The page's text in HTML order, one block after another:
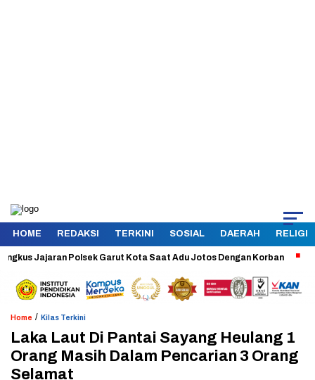
HOME REDAKSI TERKINI SOSIAL DAERAH RELIGI
Polsek Garut Kota Saat Adu Jotos Dengan Korban Aman
Home / Kilas Terkini
Laka Laut Di Pantai Sayang Heulang 1
Orang Masih Dalam Pencarian 3 Orang
Selamat